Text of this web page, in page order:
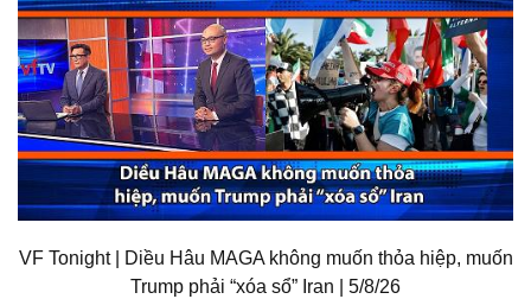
VF Tonight | Diều Hâu MAGA không muốn thỏa hiệp, muốn
Trump phải “xóa sổ” Iran | 5/8/26